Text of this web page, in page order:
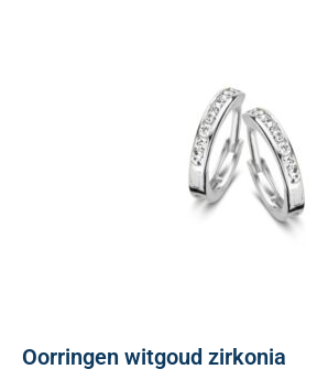
Oorringen witgoud zirkonia